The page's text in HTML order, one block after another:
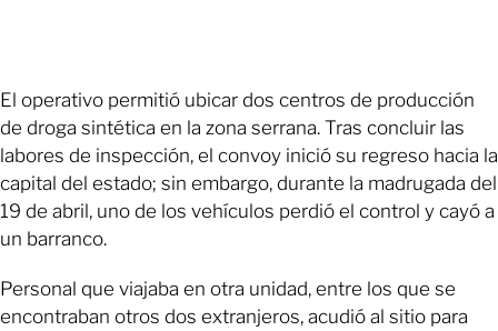
El operativo permitió ubicar dos centros de producción
de droga sintética en la zona serrana. Tras concluir las
labores de inspección, el convoy inició su regreso hacia la
capital del estado; sin embargo, durante la madrugada del
19 de abril, uno de los vehículos perdió el control y cayó a
un barranco.
Personal que viajaba en otra unidad, entre los que se
encontraban otros dos extranjeros, acudió al sitio para